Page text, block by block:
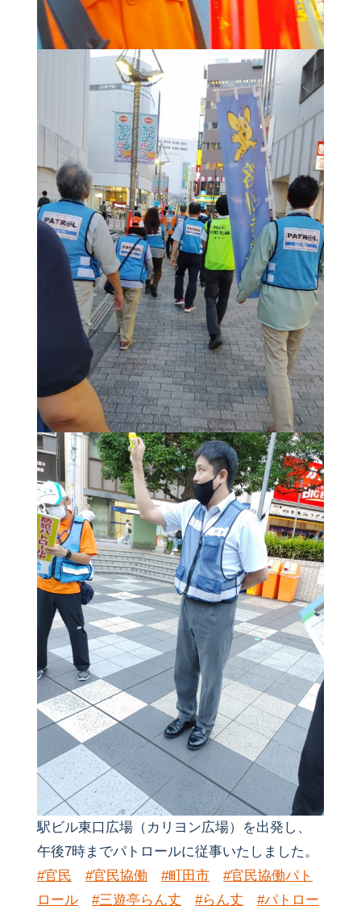
駅ビル東口広場（カリヨン広場）を出発し、
午後7時までパトロールに従事いたしました。
#官民
#官民協働 #町田市
#官民協働パト
ロール
#三遊亭らん丈 #らん丈
#パトロー